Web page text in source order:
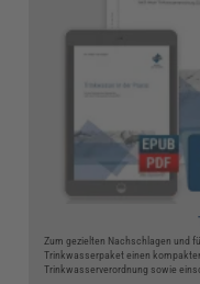
Zum gezielten Nachschlagen und
Trinkwasserpaket einen
Trinkwasserverordnung sowie